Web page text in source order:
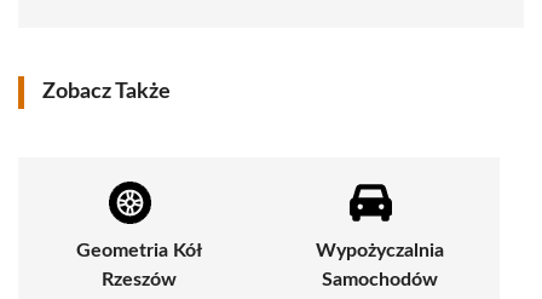
Zobacz Także
Geometria Kół
Rzeszów
Wypożyczalnia
Samochodów